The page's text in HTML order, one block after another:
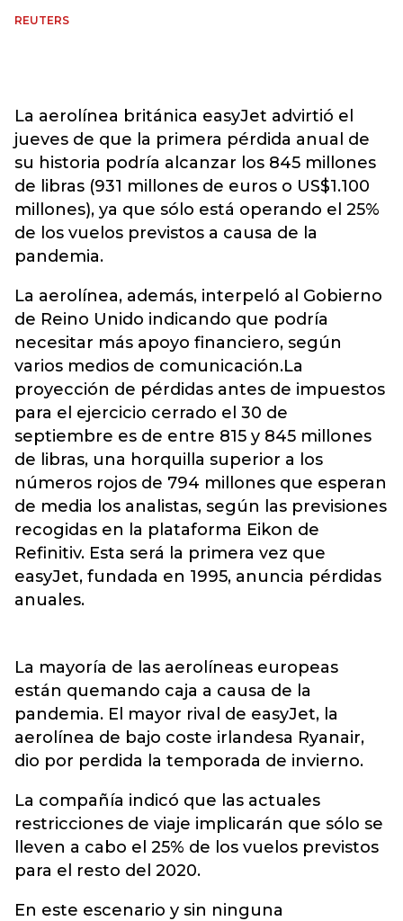
REUTERS
La aerolínea británica easyJet advirtió el
jueves de que la primera pérdida anual de
su historia podría alcanzar los 845 millones
de libras (931 millones de euros o US$1.100
millones), ya que sólo está operando el 25%
de los vuelos previstos a causa de la
pandemia.
La aerolínea, además, interpeló al Gobierno
de Reino Unido indicando que podría
necesitar más apoyo financiero, según
varios medios de comunicación.La
proyección de pérdidas antes de impuestos
para el ejercicio cerrado el 30 de
septiembre es de entre 815 y 845 millones
de libras, una horquilla superior a los
números rojos de 794 millones que esperan
de media los analistas, según las previsiones
recogidas en la plataforma Eikon de
Refinitiv. Esta será la primera vez que
easyJet, fundada en 1995, anuncia pérdidas
anuales.
La mayoría de las aerolíneas europeas
están quemando caja a causa de la
pandemia. El mayor rival de easyJet, la
aerolínea de bajo coste irlandesa Ryanair,
dio por perdida la temporada de invierno.
La compañía indicó que las actuales
restricciones de viaje implicarán que sólo se
lleven a cabo el 25% de los vuelos previstos
para el resto del 2020.
En este escenario y sin ninguna